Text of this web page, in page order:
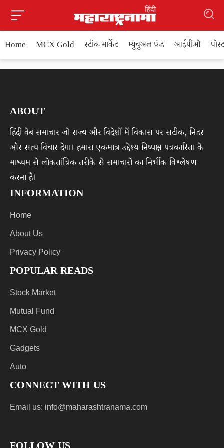
Home MCX Gold स्टॉक मार्केट म्युचुअल फंड आईपीओ
ABOUT
हिंदी वेब समाचार जो राज्य और विदेशों में विकास पर सटीक, निडर
और सत्य विचार देगा। हमारा एकमात्र उद्देश्य निष्पक्ष पत्रकारिता के
माध्यम से लोकतांत्रिक तरीके से समाचारों का निर्भीक विश्लेषण
करना है।
INFORMATION
Home
About Us
Privacy Policy
POPULAR READS
Stock Market
Mutual Fund
MCX Gold
Gadgets
Auto
CONNECT WITH US
Email us: info@maharashtranama.com